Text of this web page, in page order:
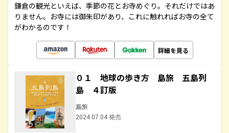
鎌倉の観光といえば、季節の花とお寺めぐり。それだけではあ
りません。お寺には御朱印があり、これに触れればお寺の全て
がわかるのです！
詳細を見る
０１ 地球の歩き方 島旅 五島列
島 ４訂版
島旅
2024.07.04 発売